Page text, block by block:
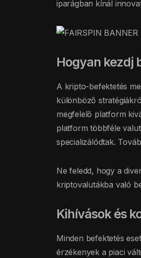
iparágban kínál
Hogyan kezdj
A kripto-befektetés
különböző
megfelelő platform
platform többféle
specializálódtak.
Ne feledd, hogy a
kriptovalutákba való
Kihívások és
Minden befektetés
érzékenyek a piaci